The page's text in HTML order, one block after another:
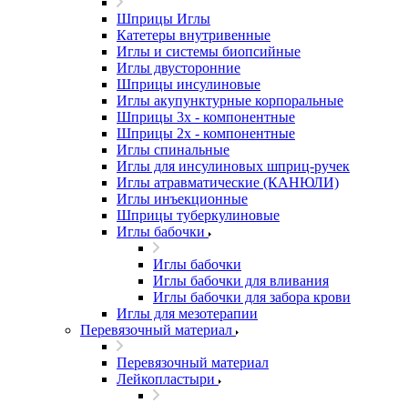
Шприцы Иглы
Катетеры внутривенные
Иглы и системы биопсийные
Иглы двусторонние
Шприцы инсулиновые
Иглы акупунктурные корпоральные
Шприцы 3х - компонентные
Шприцы 2х - компонентные
Иглы спинальные
Иглы для инсулиновых шприц-ручек
Иглы атравматические (КАНЮЛИ)
Иглы инъекционные
Шприцы туберкулиновые
Иглы бабочки
Иглы бабочки
Иглы бабочки для вливания
Иглы бабочки для забора крови
Иглы для мезотерапии
Перевязочный материал
Перевязочный материал
Лейкопластыри